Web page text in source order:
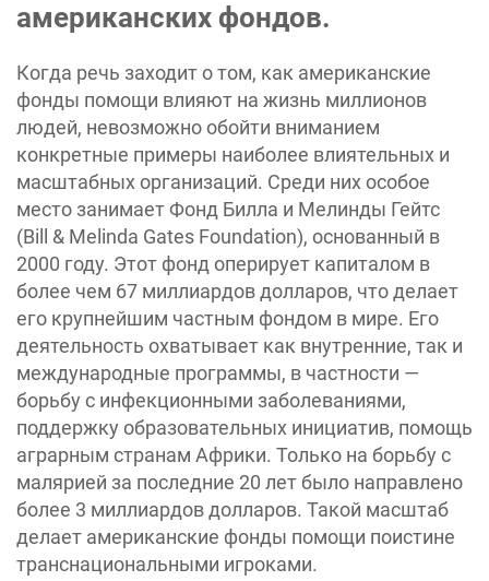
американских фондов.
Когда речь заходит о том, как американские
фонды помощи влияют на жизнь миллионов
людей, невозможно обойти вниманием
конкретные примеры наиболее влиятельных и
масштабных организаций. Среди них особое
место занимает Фонд Билла и Мелинды Гейтс
(Bill & Melinda Gates Foundation), основанный в
2000 году. Этот фонд оперирует капиталом в
более чем 67 миллиардов долларов, что делает
его крупнейшим частным фондом в мире. Его
деятельность охватывает как внутренние, так и
международные программы, в частности —
борьбу с инфекционными заболеваниями,
поддержку образовательных инициатив, помощь
аграрным странам Африки. Только на борьбу с
малярией за последние 20 лет было направлено
более 3 миллиардов долларов. Такой масштаб
делает американские фонды помощи поистине
транснациональными игроками.